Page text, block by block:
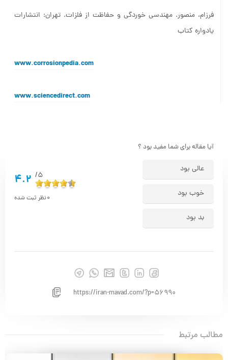
فرزام، منصور. مهندسی خوردگی و حفاظت از فلزات. تهران: انتشارات
یادواره کتاب
www.corrosionpedia.com
www.sciencedirect.com
آیا مقاله برای شما مفید بود ؟
عالی بود
خوب بود
بد بود
5/
4.2
0نظر ثبت شده
https://iran-mavad.com/?p=56990
مطالب مرتبط